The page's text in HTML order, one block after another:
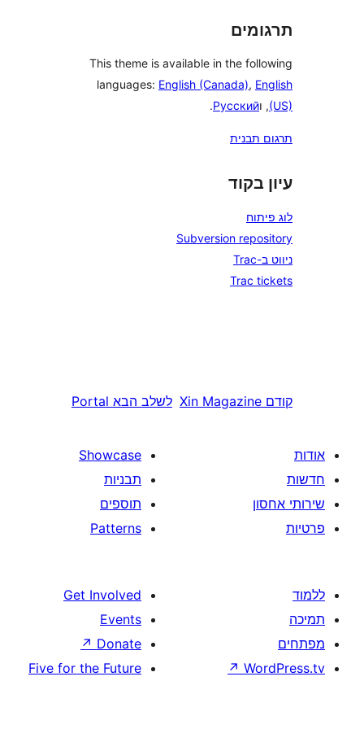
This theme is
Portal
Showcase
תבניות
תוספים
Patterns
Get Involved
Events
Donate
↗
Five for the Future